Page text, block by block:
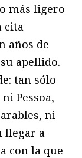
más ligero
cita
años de
apellido.
tan sólo
Pessoa,
ni
llegar a
con la que